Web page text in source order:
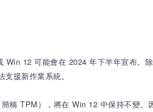
12 可能會在 2024 年下半年宣布。
援新作業系統。
稱 TPM），將在 Win 12 中保持不變